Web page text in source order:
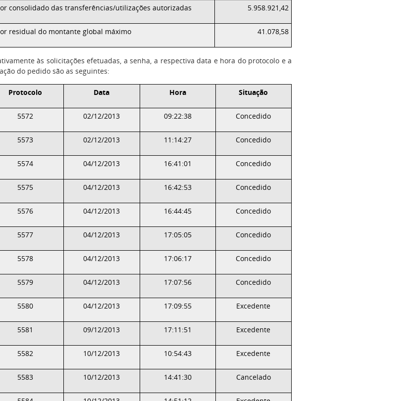
consolidado das transferências/utilizações autorizadas 5.958.921,42
residual do montante global máximo 41.078,58
às solicitações efetuadas, a senha, a respectiva data e hora do protocolo e a
do pedido são as seguintes:
Protocolo Data Hora Situação
5572 02/12/2013 09:22:38 Concedido
5573 02/12/2013 11:14:27 Concedido
5574 04/12/2013 16:41:01 Concedido
5575 04/12/2013 16:42:53 Concedido
5576 04/12/2013 16:44:45 Concedido
5577 04/12/2013 17:05:05 Concedido
5578 04/12/2013 17:06:17 Concedido
5579 04/12/2013 17:07:56 Concedido
5580 04/12/2013 17:09:55 Excedente
5581 09/12/2013 17:11:51 Excedente
5582 10/12/2013 10:54:43 Excedente
5583 10/12/2013 14:41:30 Cancelado